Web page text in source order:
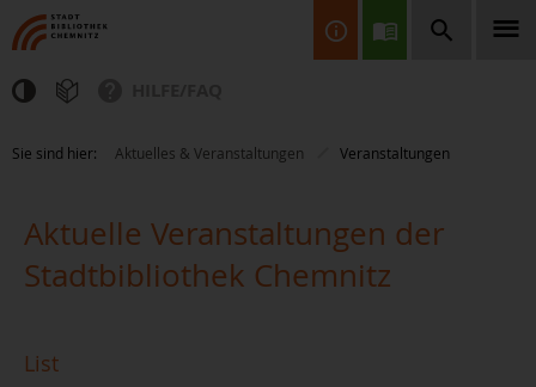
Finden Sie Informationen, Bücher, CDs & DVDs, Spiele, BluRays,
Zeitschriften und vieles mehr...
Sie sind hier: Aktuelles & Veranstaltungen Veranstaltungen
Aktuelle Veranstaltungen der
Stadtbibliothek Chemnitz
List